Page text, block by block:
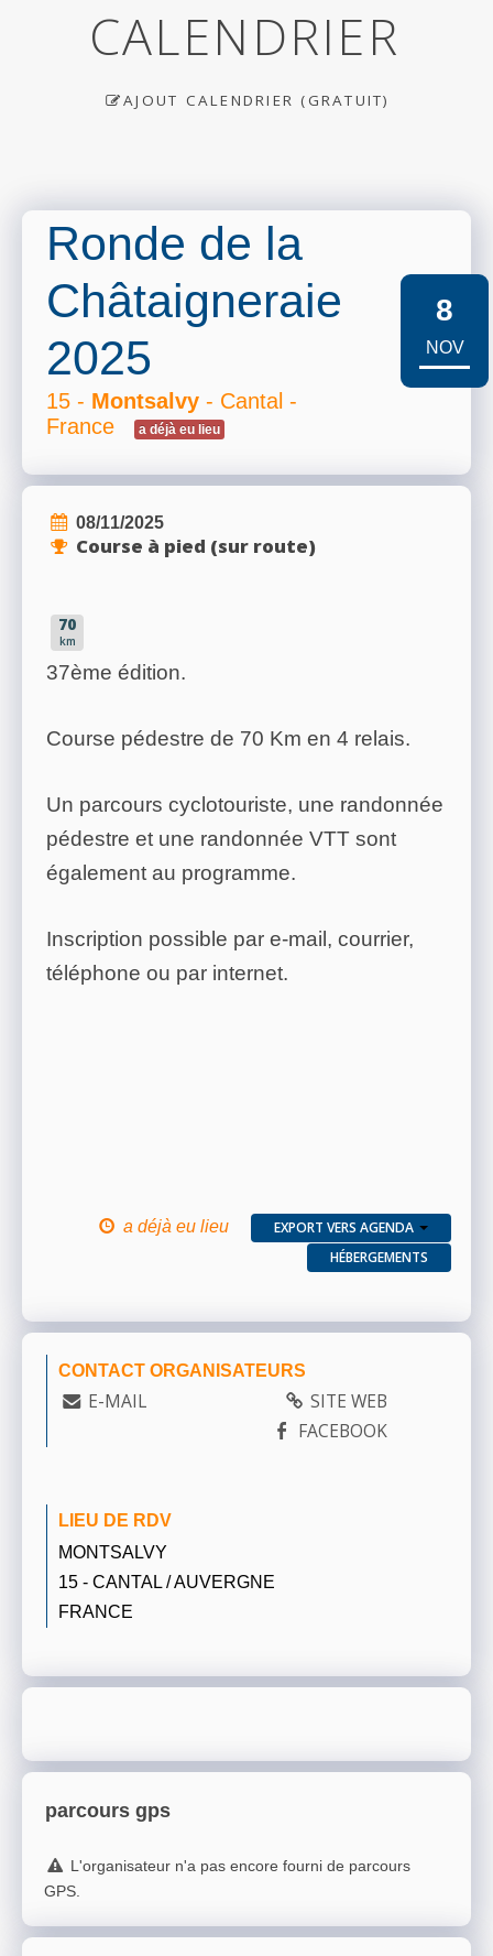
CALENDRIER
AJOUT CALENDRIER (GRATUIT)
Ronde de la
Châtaigneraie
2025
15 - Montsalvy - Cantal -
France
a déjà eu lieu
8
NOV
08/11/2025
Course à pied (sur route)
70
km
37ème édition.
Course pédestre de 70 Km en 4 relais.
Un parcours cyclotouriste, une randonnée
pédestre et une randonnée VTT sont
également au programme.
Inscription possible par e-mail, courrier,
téléphone ou par internet.
a déjà eu lieu
EXPORT VERS AGENDA
HÉBERGEMENTS
CONTACT ORGANISATEURS
E-MAIL
SITE WEB
FACEBOOK
LIEU DE RDV
MONTSALVY
15 - CANTAL / AUVERGNE
FRANCE
parcours gps
L'organisateur n'a pas encore fourni de parcours
GPS.